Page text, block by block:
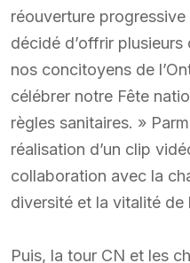
réouverture
décidé d’offrir plusieurs
nos concitoyens de
célébrer notre Fête
règles sanitaires. »
réalisation d’un clip
collaboration avec la
diversité et la vitalité de
Puis, la tour CN et les